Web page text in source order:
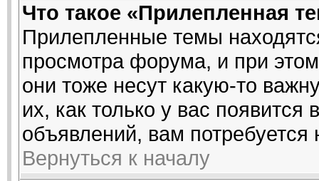
Что такое «Прилепленная
Прилепленные темы
просмотра форума, и при
они тоже несут какую-то
их, как только у вас
объявлений, вам
Вернуться к началу